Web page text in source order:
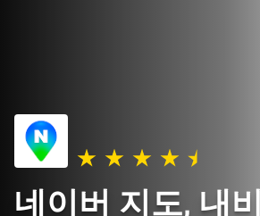
네이버 지도, 내